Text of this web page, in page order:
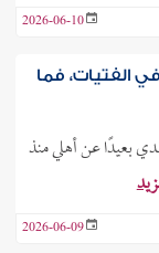
2026-06-10
الفتيات، فما
أعيش خارج بلدي بعيدًا عن أهلي منذ
2026-06-09